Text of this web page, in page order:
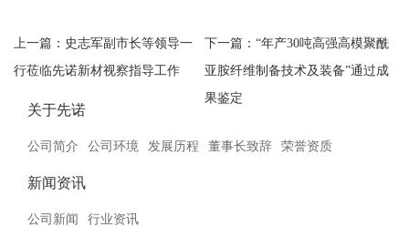
上一篇： 史志军副市长等领导一
行莅临先诺新材视察指导工作
下一篇： “年产30吨高强高模聚酰
亚胺纤维制备技术及装备”通过成
果鉴定
关于先诺
公司简介 公司环境 发展历程 董事长致辞 荣誉资质
新闻资讯
公司新闻 行业资讯